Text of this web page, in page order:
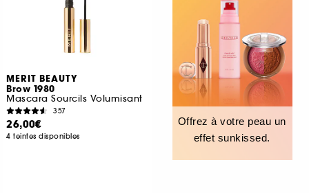
MERIT BEAUTY
Brow 1980
Mascara Sourcils Volumisant
357
26,00€
4 teintes disponibles
Offrez à votre peau un
effet sunkissed.